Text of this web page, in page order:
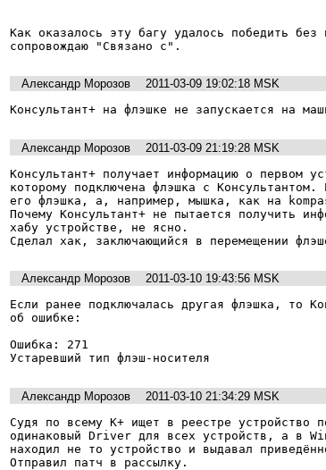
Как оказалось эту багу удалось победить
сопровождаю "Связано с".
Александр Морозов
2011-03-09 19:02:18 MSK
Консультант+ на флэшке не запускается на
Александр Морозов
2011-03-09 21:19:28 MSK
Консультант+ получает информацию о первом
которому подключена флэшка с
его флэшка, а, например, мышка, как на
Почему Консультант+ не пытается получить
хабу устройстве, не ясно.
Сделал хак, заключающийся в перемещении
Александр Морозов
2011-03-10 19:43:56 MSK
Если ранее подключалась другая флэшка, то
об ошибке:
Ошибка: 271
Устаревший тип флэш-носителя
Александр Морозов
2011-03-10 21:34:29 MSK
Судя по всему К+ ищет в реестре устройство
одинаковый Driver для всех устройств, а в
находил не то устройство и выдавал
Отправил патч в рассылку.